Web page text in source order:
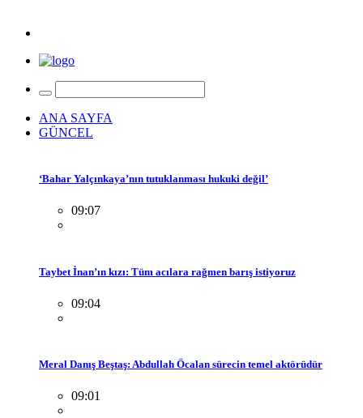
ANA SAYFA
GÜNCEL
‘Bahar Yalçınkaya’nın tutuklanması hukuki değil’
09:07
Taybet İnan’ın kızı: Tüm acılara rağmen barış istiyoruz
09:04
Meral Danış Beştaş: Abdullah Öcalan sürecin temel aktörüdür
09:01